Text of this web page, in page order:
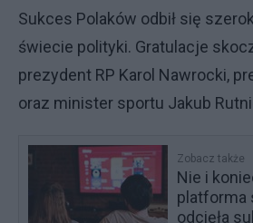
Sukces Polaków odbił się
świecie polityki. Gratulacje
prezydent RP Karol Nawrocki,
oraz minister sportu Jakub
Zobacz także
Nie i
platforma
odcięła